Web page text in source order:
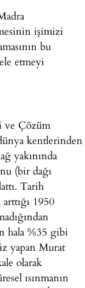
işimizi
bu
etmeyi
ve Çözüm
kentlerinden
yakınında
(bir dağı
Tarih
1950
hala %35 gibi
yapan Murat
olarak
ısınmanın